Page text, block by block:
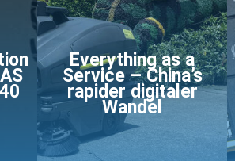
Everything as a
Service – China’s
rapider digitaler
Wandel